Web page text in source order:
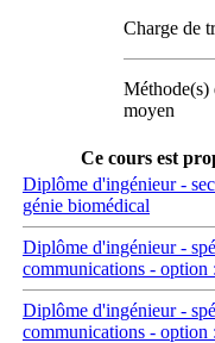
Charge de
Méthode(s)
moyen
Ce cours est
Diplôme d'ingénieur -
génie biomédical
Diplôme d'ingénieur -
communications - option
Diplôme d'ingénieur -
communications - option